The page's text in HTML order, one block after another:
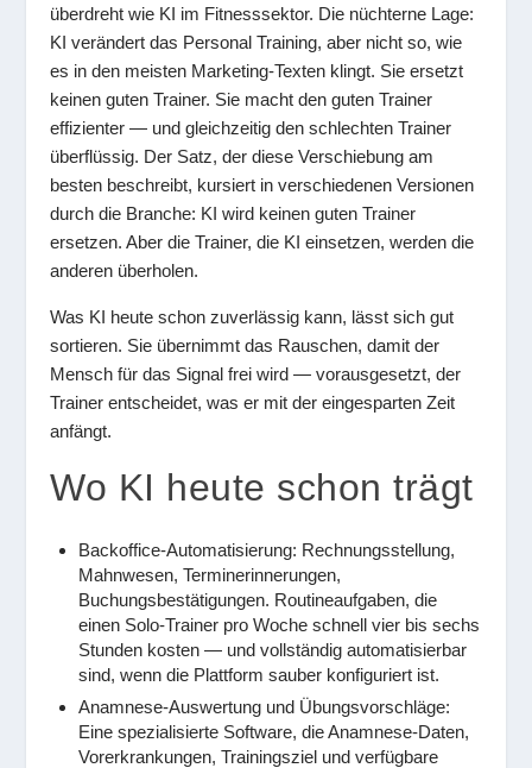
überdreht wie KI im Fitnesssektor. Die nüchterne Lage:
KI verändert das Personal Training, aber nicht so, wie
es in den meisten Marketing-Texten klingt. Sie ersetzt
keinen guten Trainer. Sie macht den guten Trainer
effizienter — und gleichzeitig den schlechten Trainer
überflüssig. Der Satz, der diese Verschiebung am
besten beschreibt, kursiert in verschiedenen Versionen
durch die Branche: KI wird keinen guten Trainer
ersetzen. Aber die Trainer, die KI einsetzen, werden die
anderen überholen.
Was KI heute schon zuverlässig kann, lässt sich gut
sortieren. Sie übernimmt das Rauschen, damit der
Mensch für das Signal frei wird — vorausgesetzt, der
Trainer entscheidet, was er mit der eingesparten Zeit
anfängt.
Wo KI heute schon trägt
Backoffice-Automatisierung: Rechnungsstellung,
Mahnwesen, Terminerinnerungen,
Buchungsbestätigungen. Routineaufgaben, die
einen Solo-Trainer pro Woche schnell vier bis sechs
Stunden kosten — und vollständig automatisierbar
sind, wenn die Plattform sauber konfiguriert ist.
Anamnese-Auswertung und Übungsvorschläge:
Eine spezialisierte Software, die Anamnese-Daten,
Vorerkrankungen, Trainingsziel und verfügbare